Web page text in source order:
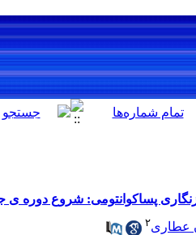
پساکوانتومی: شروع دوره ی
عطاری۲